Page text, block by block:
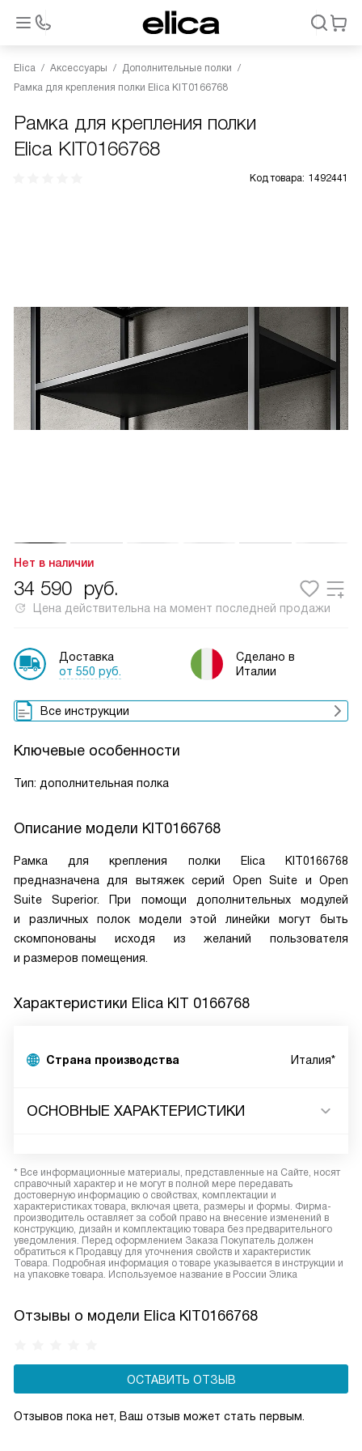
Elica Аксессуары
Дополнительные полки
Рамка для крепления полки Elica KIT0166768
Рамка для крепления полки
Elica KIT0166768
Код товара: 1492441
Нет в наличии
34 590 руб.
Цена действительна на момент последней продажи
Доставка
от 550 руб.
Сделано в
Италии
Все инструкции
Ключевые особенности
Тип: дополнительная полка
Описание модели KIT0166768
Рамка для крепления полки Elica KIT0166768
предназначена для вытяжек серий Open Suite и Open
Suite Superior. При помощи дополнительных модулей
и различных полок модели этой линейки могут быть
скомпонованы исходя из желаний пользователя
и размеров помещения.
Характеристики Elica KIT 0166768
Страна производства Италия*
ОСНОВНЫЕ ХАРАКТЕРИСТИКИ
* Все информационные материалы, представленные на Сайте, носят
справочный характер и не могут в полной мере передавать
достоверную информацию о свойствах, комплектации и
характеристиках товара, включая цвета, размеры и формы. Фирма-
производитель оставляет за собой право на внесение изменений в
конструкцию, дизайн и комплектацию товара без предварительного
уведомления. Перед оформлением Заказа Покупатель должен
обратиться к Продавцу для уточнения свойств и характеристик
Товара. Подробная информация о товаре указывается в инструкции и
на упаковке товара. Используемое название в России Элика
Отзывы о модели Elica KIT0166768
ОСТАВИТЬ ОТЗЫВ
Отзывов пока нет, Ваш отзыв может стать первым.